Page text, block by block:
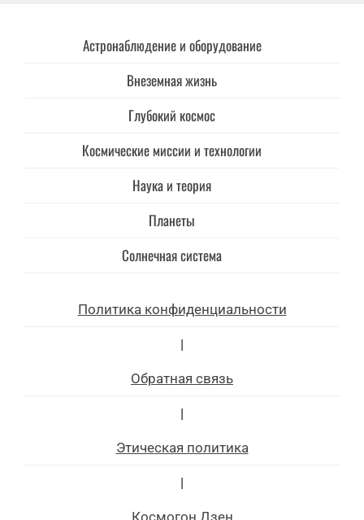
Астронаблюдение и оборудование
Внеземная жизнь
Глубокий космос
Космические миссии и технологии
Наука и теория
Планеты
Солнечная система
Политика конфиденциальности
|
Обратная связь
|
Этическая политика
|
Космогон.Дзен